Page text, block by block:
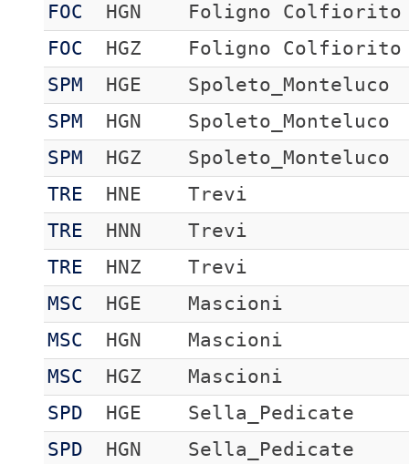
FOC
HGN
Foligno Colfiorito
FOC
HGZ
Foligno Colfiorito
SPM
HGE
Spoleto_Monteluco
SPM
HGN
Spoleto_Monteluco
SPM
HGZ
Spoleto_Monteluco
TRE
HNE
Trevi
TRE
HNN
Trevi
TRE
HNZ
Trevi
MSC
HGE
Mascioni
MSC
HGN
Mascioni
MSC
HGZ
Mascioni
SPD
HGE
Sella_Pedicate
SPD
HGN
Sella_Pedicate